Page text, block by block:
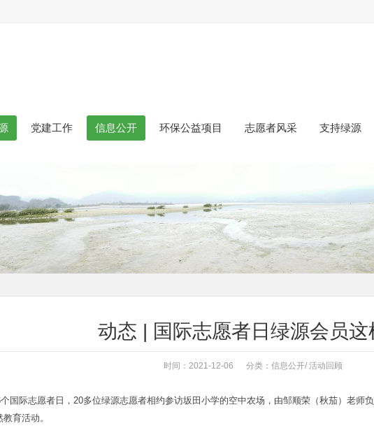
党建工作 信息公开 环保公益项目 志愿者风采 支持绿源
动态 | 国际志愿者日绿源会员这
时间：2021-12-06 分类： 信息公开/ 活动回顾
国际志愿者日，20多位绿源志愿者相约参访坂田小学的空中农场，由邹顺荣（秋茄）老师
育活动。